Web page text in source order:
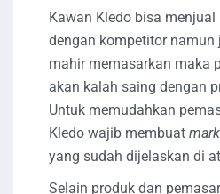
Kawan Kledo bisa
dengan kompetitor
mahir memasarkan maka
akan kalah saing dengan
Untuk memudahkan
Kledo wajib membuat
yang sudah dijelaskan di
Selain produk dan